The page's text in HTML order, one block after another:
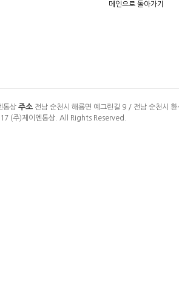
메인으로 돌아가기
통상 주소 전남 순천시 해룡면 예그린길 9 / 전남 순천시 환
(주)제이엔통상. All Rights Reserved.